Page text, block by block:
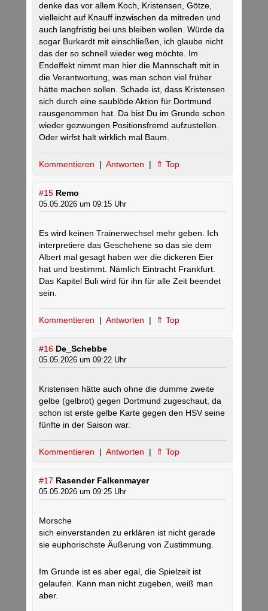
denke das vor allem Koch, Kristensen, Götze,
vielleicht auf Knauff inzwischen da mitreden und
auch langfristig bei uns bleiben wollen. Würde da
sogar Burkardt mit einschließen, ich glaube nicht
das der so schnell wieder weg möchte. Im
Endeffekt nimmt man hier die Mannschaft mit in
die Verantwortung, was man schon viel früher
hätte machen sollen. Schade ist, dass Kristensen
sich durch eine saublöde Aktion für Dortmund
rausgenommen hat. Da bist Du im Grunde schon
wieder gezwungen Positionsfremd aufzustellen.
Oder wirfst halt wirklich mal Baum.
Kommentieren | Antworten | ⇑ Top
#15 Remo
05.05.2026 um 09:15 Uhr
Es wird keinen Trainerwechsel mehr geben. Ich
interpretiere das Geschehene so das sie dem
Albert mal gesagt haben wer die dickeren Eier
hat und bestimmt. Nämlich Eintracht Frankfurt.
Das Kapitel Buli wird für ihn für alle Zeit beendet
sein.
Kommentieren | Antworten | ⇑ Top
#16 De_Schebbe
05.05.2026 um 09:22 Uhr
Kristensen hätte auch ohne die dumme zweite
gelbe (gelbrot) gegen Dortmund zugeschaut, da
schon ist erste gelbe Karte gegen den HSV seine
fünfte in der Saison war.
Kommentieren | Antworten | ⇑ Top
#17 Rasender Falkenmayer
05.05.2026 um 09:25 Uhr
Morsche
sich einverstanden zu erklären ist nicht gerade
sie euphorischste Äußerung von Zustimmung.
Im Grunde ist es aber egal, die Spielzeit ist
gelaufen. Kann man nicht zugeben, weiß man
aber.